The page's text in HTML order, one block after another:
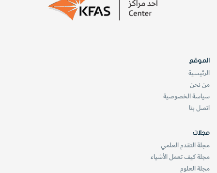
الموقع
الرئيسية
من نحن
سياسة الخصوصية
اتصل بنا
مجلات
مجلة التقدم العلمي
مجلة كيف تعمل الأشياء
مجلة العلوم